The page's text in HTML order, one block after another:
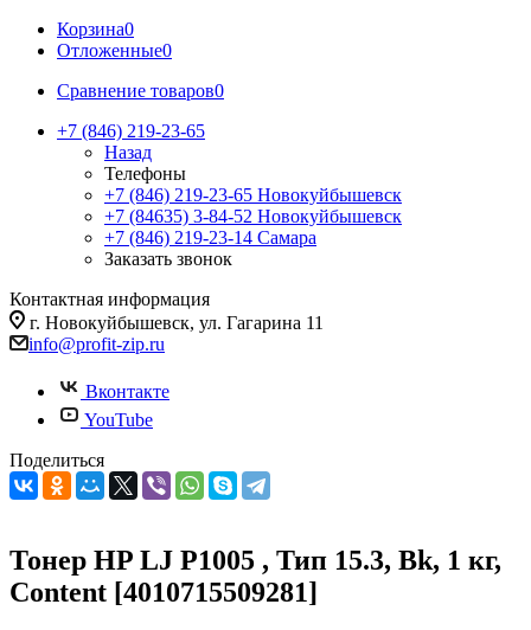
Корзина0
Отложенные0
Сравнение товаров0
+7 (846) 219-23-65
Назад
Телефоны
+7 (846) 219-23-65 Новокуйбышевск
+7 (84635) 3-84-52 Новокуйбышевск
+7 (846) 219-23-14 Самара
Заказать звонок
Контактная информация
г. Новокуйбышевск, ул. Гагарина 11
info@profit-zip.ru
Вконтакте
YouTube
Поделиться
Тонер HP LJ P1005 , Тип 15.3, Bk, 1 кг,
Content [4010715509281]